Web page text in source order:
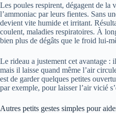
Les poules respirent, dégagent de la
l’ammoniac par leurs fientes. Sans
devient vite humide et irritant.
coulent, maladies respiratoires. À
bien plus de dégâts que le froid lui-
Le rideau a justement cet avantage : il
mais il laisse quand même l’air
est de garder quelques petites
par exemple, pour laisser l’air vicié
Autres petits gestes simples pour